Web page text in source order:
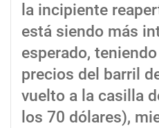
la incipiente
está siendo más
esperado,
precios del barril
vuelto a la casilla
los 70 dólares),